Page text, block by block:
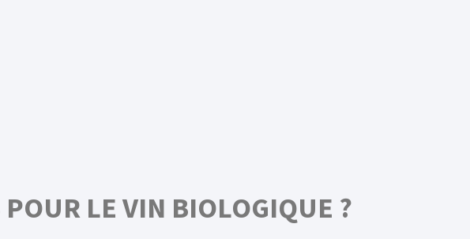
LE VIN BIOLOGIQUE ?